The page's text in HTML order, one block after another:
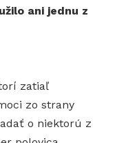
ani jednu z
zatiaľ
zo strany
o niektorú z